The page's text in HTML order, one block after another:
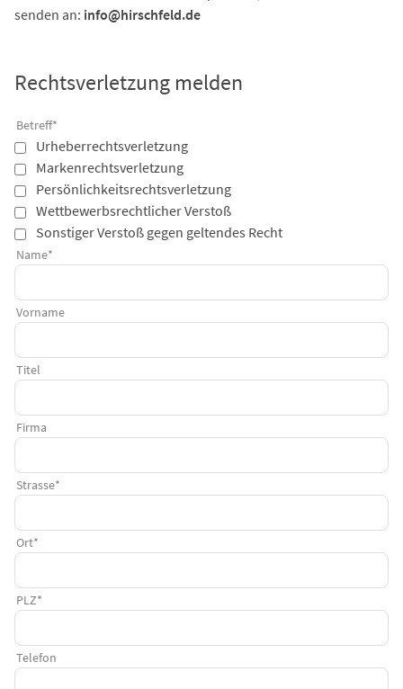
senden an: info@hirschfeld.de
Rechtsverletzung melden
Betreff*
Urheberrechtsverletzung
Markenrechtsverletzung
Persönlichkeitsrechtsverletzung
Wettbewerbsrechtlicher Verstoß
Sonstiger Verstoß gegen geltendes Recht
Name*
Vorname
Titel
Firma
Strasse*
Ort*
PLZ*
Telefon